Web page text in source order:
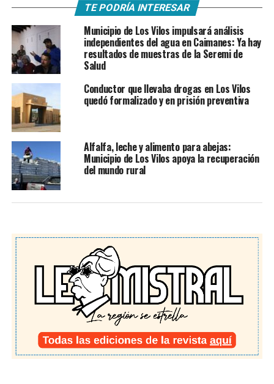
TE PODRÍA INTERESAR
Municipio de Los Vilos impulsará análisis
independientes del agua en Caimanes: Ya hay
resultados de muestras de la Seremi de
Salud
Conductor que llevaba drogas en Los Vilos
quedó formalizado y en prisión preventiva
Alfalfa, leche y alimento para abejas:
Municipio de Los Vilos apoya la recuperación
del mundo rural